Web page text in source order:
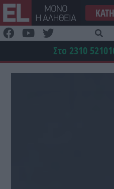
Μετάβαση
στο
περιεχόμενο
Στο 2310